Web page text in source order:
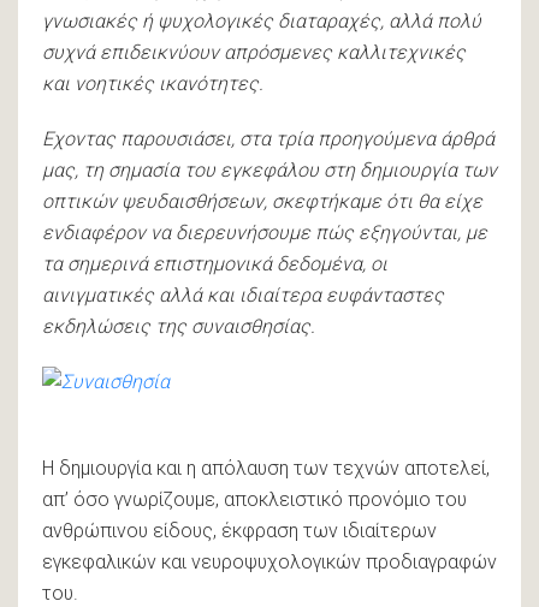
γνωσιακές ή ψυχολογικές διαταραχές, αλλά πολύ
συχνά επιδεικνύουν απρόσμενες καλλιτεχνικές
και νοητικές ικανότητες.
Εχοντας παρουσιάσει, στα τρία προηγούμενα άρθρά
μας, τη σημασία του εγκεφάλου στη δημιουργία των
οπτικών ψευδαισθήσεων, σκεφτήκαμε ότι θα είχε
ενδιαφέρον να διερευνήσουμε πώς εξηγούνται, με
τα σημερινά επιστημονικά δεδομένα, οι
αινιγματικές αλλά και ιδιαίτερα ευφάνταστες
εκδηλώσεις της συναισθησίας.
Η δημιουργία και η απόλαυση των τεχνών αποτελεί,
απ’ όσο γνωρίζουμε, αποκλειστικό προνόμιο του
ανθρώπινου είδους, έκφραση των ιδιαίτερων
εγκεφαλικών και νευροψυχολογικών προδιαγραφών
του.